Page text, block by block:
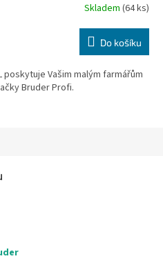
Skladem(64 ks)
Do košíku
poskytuje Vašim malým farmářům
Bruder Profi.